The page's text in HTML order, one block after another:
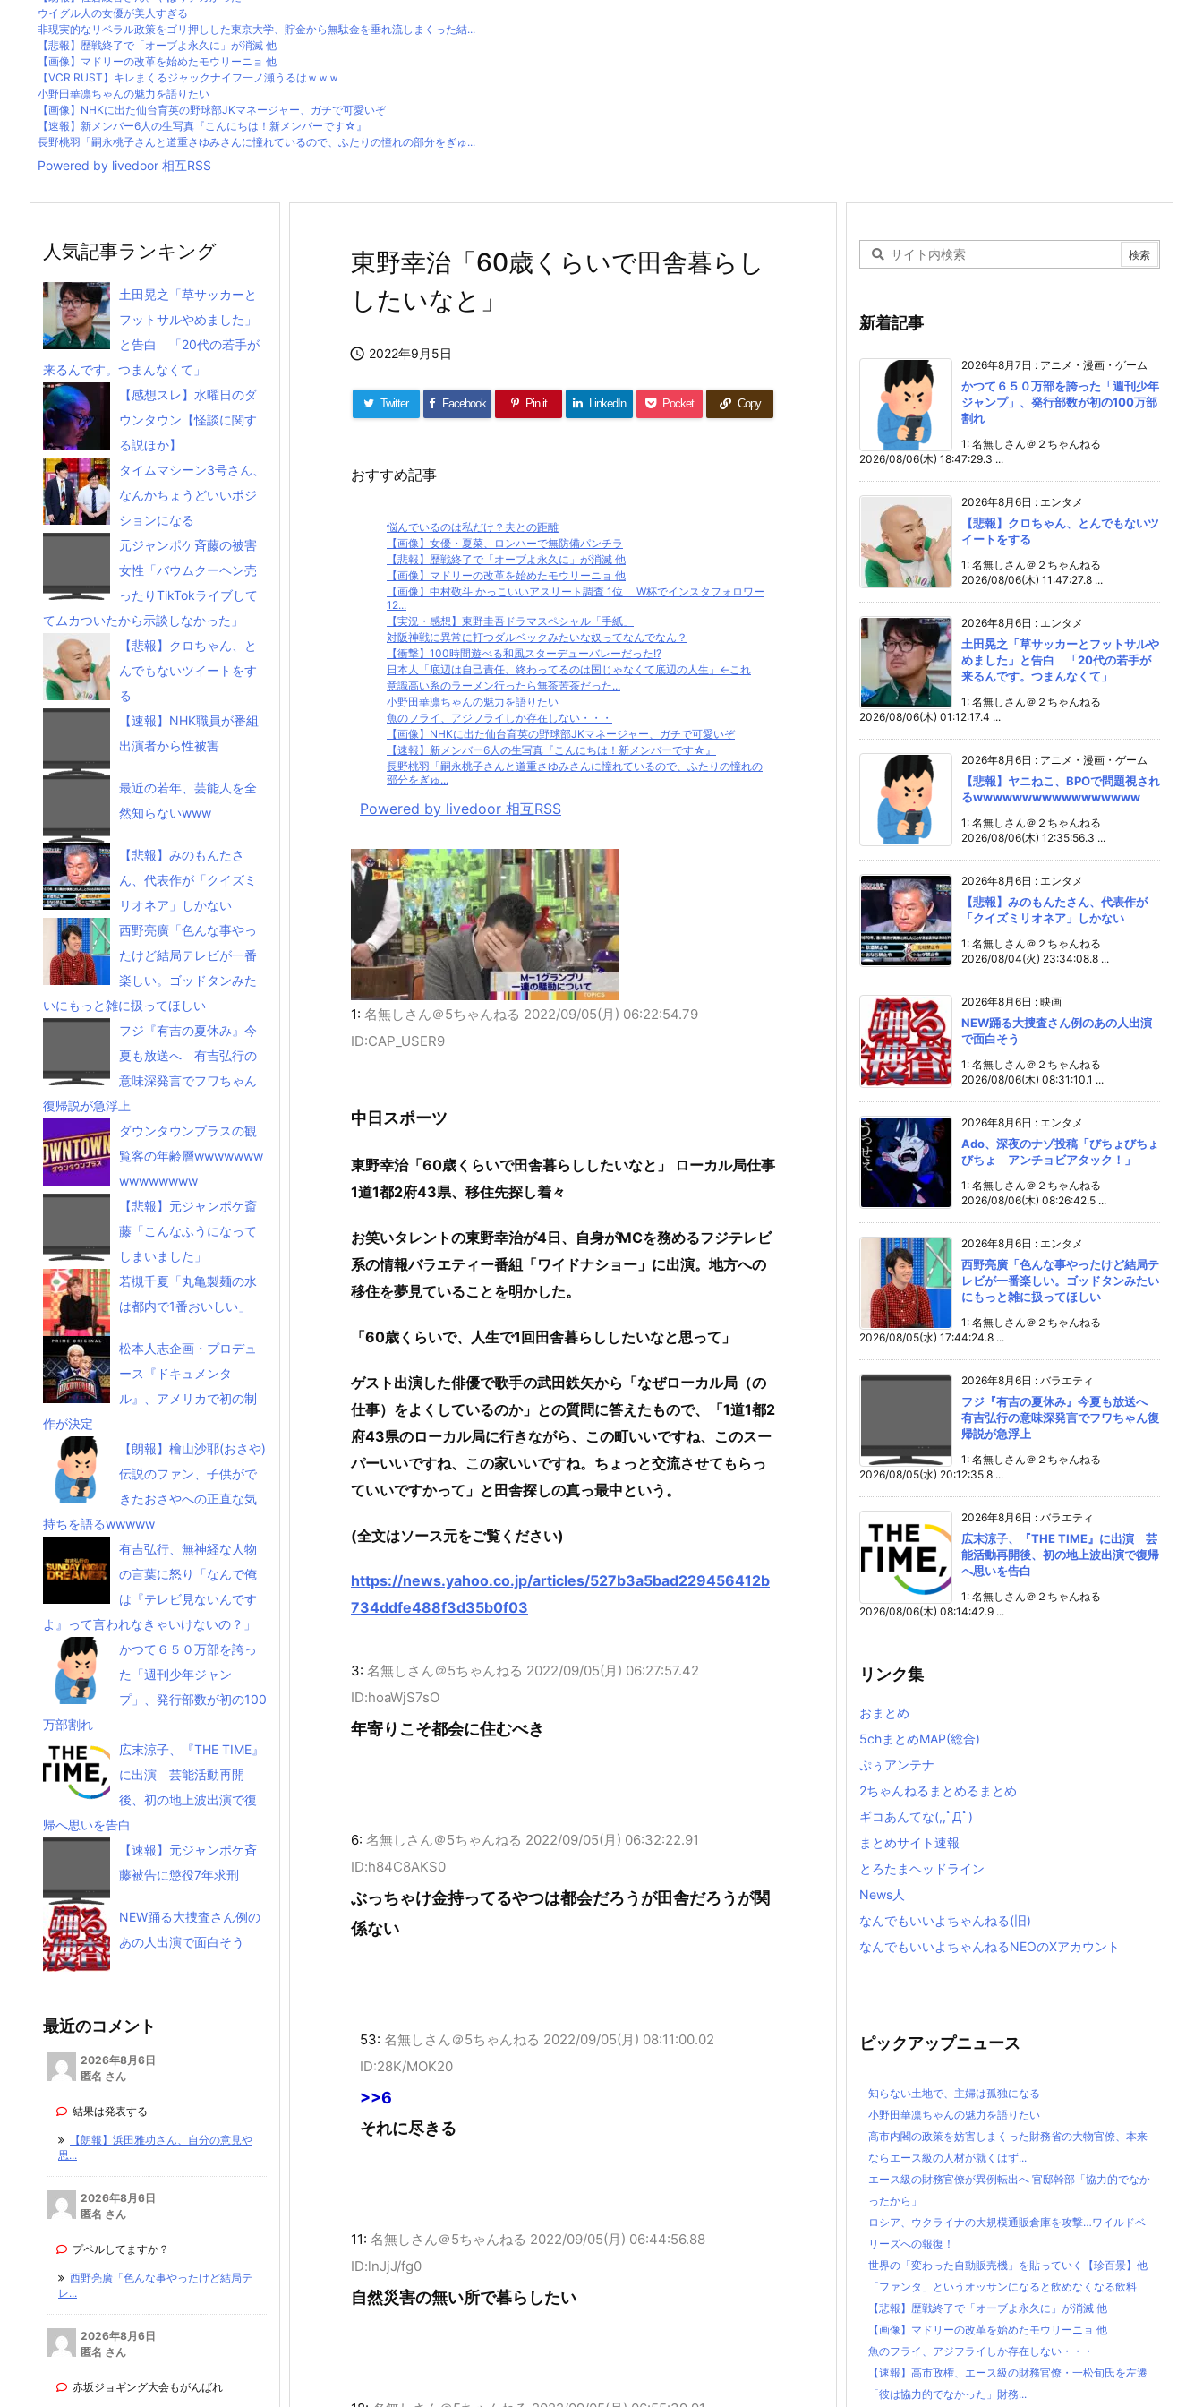
ウイグル人の女優が美人すぎる
非現実的なリベラル政策をゴリ押しした東京大学、貯金から無駄金を垂れ流しまくった結...
【悲報】歴戦終了で「オーブよ永久に」が消滅 他
【画像】マドリーの改革を始めたモウリーニョ 他
【VCR RUST】キレまくるジャックナイフ一ノ瀬うるはｗｗｗ
小野田華凛ちゃんの魅力を語りたい
【画像】NHKに出た仙台育英の野球部JKマネージャー、ガチで可愛いぞ
【速報】新メンバー6人の生写真『こんにちは！新メンバーです☆』
長野桃羽「嗣永桃子さんと道重さゆみさんに憧れているので、ふたりの憧れの部分をぎゅ...
Powered by livedoor 相互RSS
東野幸治「60歳くらいで田舎暮らし
したいなと」
 2022年9月5日
Twitter Facebook Pin it LinkedIn Pocket Copy
おすすめ記事
悩んでいるのは私だけ？夫との距離
【画像】女優・夏菜、ロンハーで無防備パンチラ
【悲報】歴戦終了で「オーブよ永久に」が消滅 他
【画像】マドリーの改革を始めたモウリーニョ 他
【画像】中村敬斗 かっこいいアスリート調査 1位 W杯でインスタフォロワー
12...
【実況・感想】東野圭吾ドラマスペシャル「手紙」
対阪神戦に異常に打つダルベックみたいな奴ってなんでなん？
【衝撃】100時間遊べる和風スターデューバレーだった!?
日本人「底辺は自己責任、終わってるのは国じゃなくて底辺の人生」←これ
意識高い系のラーメン行ったら無茶苦茶だった...
小野田華凛ちゃんの魅力を語りたい
魚のフライ、アジフライしか存在しない・・・
【画像】NHKに出た仙台育英の野球部JKマネージャー、ガチで可愛いぞ
【速報】新メンバー6人の生写真『こんにちは！新メンバーです☆』
長野桃羽「嗣永桃子さんと道重さゆみさんに憧れているので、ふたりの憧れの
部分をぎゅ...
Powered by livedoor 相互RSS
1: 名無しさん＠5ちゃんねる 2022/09/05(月) 06:22:54.79
ID:CAP_USER9
中日スポーツ
東野幸治「60歳くらいで田舎暮らししたいなと」 ローカル局仕事
1道1都2府43県、移住先探し着々
お笑いタレントの東野幸治が4日、自身がMCを務めるフジテレビ
系の情報バラエティー番組「ワイドナショー」に出演。地方への
移住を夢見ていることを明かした。
「60歳くらいで、人生で1回田舎暮らししたいなと思って」
ゲスト出演した俳優で歌手の武田鉄矢から「なぜローカル局（の
仕事）をよくしているのか」との質問に答えたもので、「1道1都2
府43県のローカル局に行きながら、この町いいですね、このスー
パーいいですね、この家いいですね。ちょっと交流させてもらっ
ていいですかって」と田舎探しの真っ最中という。
(全文はソース元をご覧ください)
https://news.yahoo.co.jp/articles/527b3a5bad229456412b
734ddfe488f3d35b0f03
3: 名無しさん＠5ちゃんねる 2022/09/05(月) 06:27:57.42
ID:hoaWjS7sO
年寄りこそ都会に住むべき
6: 名無しさん＠5ちゃんねる 2022/09/05(月) 06:32:22.91
ID:h84C8AKS0
ぶっちゃけ金持ってるやつは都会だろうが田舎だろうが関
係ない
53: 名無しさん＠5ちゃんねる 2022/09/05(月) 08:11:00.02
ID:28K/MOK20
>>6
それに尽きる
11: 名無しさん＠5ちゃんねる 2022/09/05(月) 06:44:56.88
ID:lnJjJ/fg0
自然災害の無い所で暮らしたい
人気記事ランキング
土田晃之「草サッカーと
フットサルやめました」
と告白 「20代の若手が
来るんです。つまんなくて」
【感想スレ】水曜日のダ
ウンタウン【怪談に関す
る説ほか】
タイムマシーン3号さん、
なんかちょうどいいポジ
ションになる
元ジャンポケ斉藤の被害
女性「バウムクーヘン売
ったりTikTokライブして
てムカついたから示談しなかった」
【悲報】クロちゃん、と
んでもないツイートをす
る
【速報】NHK職員が番組
出演者から性被害
最近の若年、芸能人を全
然知らないwww
【悲報】みのもんたさ
ん、代表作が「クイズミ
リオネア」しかない
西野亮廣「色んな事やっ
たけど結局テレビが一番
楽しい。ゴッドタンみた
いにもっと雑に扱ってほしい
フジ『有吉の夏休み』今
夏も放送へ 有吉弘行の
意味深発言でフワちゃん
復帰説が急浮上
ダウンタウンプラスの観
覧客の年齢層wwwwwww
wwwwwwww
【悲報】元ジャンポケ斎
藤「こんなふうになって
しまいました」
若槻千夏「丸亀製麺の水
は都内で1番おいしい」
松本人志企画・プロデュ
ース『ドキュメンタ
ル』、アメリカで初の制
作が決定
【朗報】檜山沙耶(おさや)
伝説のファン、子供がで
きたおさやへの正直な気
持ちを語るwwwww
有吉弘行、無神経な人物
の言葉に怒り「なんで俺
は『テレビ見ないんです
よ』って言われなきゃいけないの？」
かつて６５０万部を誇っ
た「週刊少年ジャン
プ」、発行部数が初の100
万部割れ
広末涼子、『THE TIME』
に出演 芸能活動再開
後、初の地上波出演で復
帰へ思いを告白
【速報】元ジャンポケ斉
藤被告に懲役7年求刑
NEW踊る大捜査さん例の
あの人出演で面白そう
最近のコメント
2026年8月6日
匿名 さん
結果は発表する
【朗報】浜田雅功さん、自分の意見や
思...
2026年8月6日
匿名 さん
プペルしてますか？
西野亮廣「色んな事やったけど結局テ
レ...
2026年8月6日
匿名 さん
赤坂ジョギング大会もがんばれ
新着記事
2026年8月7日 : アニメ・漫画・ゲーム
かつて６５０万部を誇った「週刊少年
ジャンプ」、発行部数が初の100万部
割れ
1: 名無しさん＠２ちゃんねる
2026/08/06(木) 18:47:29.3 ...
2026年8月6日 : エンタメ
【悲報】クロちゃん、とんでもないツ
イートをする
1: 名無しさん＠２ちゃんねる
2026/08/06(木) 11:47:27.8 ...
2026年8月6日 : エンタメ
土田晃之「草サッカーとフットサルや
めました」と告白 「20代の若手が
来るんです。つまんなくて」
1: 名無しさん＠２ちゃんねる
2026/08/06(木) 01:12:17.4 ...
2026年8月6日 : アニメ・漫画・ゲーム
【悲報】ヤニねこ、BPOで問題視され
るwwwwwwwwwwwwwwwww
1: 名無しさん＠２ちゃんねる
2026/08/06(木) 12:35:56.3 ...
2026年8月6日 : エンタメ
【悲報】みのもんたさん、代表作が
「クイズミリオネア」しかない
1: 名無しさん＠２ちゃんねる
2026/08/04(火) 23:34:08.8 ...
2026年8月6日 : 映画
NEW踊る大捜査さん例のあの人出演
で面白そう
1: 名無しさん＠２ちゃんねる
2026/08/06(木) 08:31:10.1 ...
2026年8月6日 : エンタメ
Ado、深夜のナゾ投稿「びちょびちょ
びちょ アンチョビアタック！」
1: 名無しさん＠２ちゃんねる
2026/08/06(木) 08:26:42.5 ...
2026年8月6日 : エンタメ
西野亮廣「色んな事やったけど結局テ
レビが一番楽しい。ゴッドタンみたい
にもっと雑に扱ってほしい
1: 名無しさん＠２ちゃんねる
2026/08/05(水) 17:44:24.8 ...
2026年8月6日 : バラエティ
フジ『有吉の夏休み』今夏も放送へ
有吉弘行の意味深発言でフワちゃん復
帰説が急浮上
1: 名無しさん＠２ちゃんねる
2026/08/05(水) 20:12:35.8 ...
2026年8月6日 : バラエティ
広末涼子、『THE TIME』に出演 芸
能活動再開後、初の地上波出演で復帰
へ思いを告白
1: 名無しさん＠２ちゃんねる
2026/08/06(木) 08:14:42.9 ...
リンク集
おまとめ
5chまとめMAP(総合)
ぷぅアンテナ
2ちゃんねるまとめるまとめ
ギコあんてな(,,ﾟДﾟ)
まとめサイト速報
とろたまヘッドライン
News人
なんでもいいよちゃんねる(旧)
なんでもいいよちゃんねるNEOのXアカウント
ピックアップニュース
知らない土地で、主婦は孤独になる
小野田華凛ちゃんの魅力を語りたい
高市内閣の政策を妨害しまくった財務省の大物官僚、本来
ならエース級の人材が就くはず...
エース級の財務官僚が異例転出へ 官邸幹部「協力的でなか
ったから」
ロシア、ウクライナの大規模通販倉庫を攻撃…ワイルドベ
リーズへの報復！
世界の「変わった自動販売機」を貼っていく【珍百景】他
「ファンタ」というオッサンになると飲めなくなる飲料
【悲報】歴戦終了で「オーブよ永久に」が消滅 他
【画像】マドリーの改革を始めたモウリーニョ 他
魚のフライ、アジフライしか存在しない・・・
【速報】高市政権、エース級の財務官僚・一松旬氏を左遷
「彼は協力的でなかった」財務...